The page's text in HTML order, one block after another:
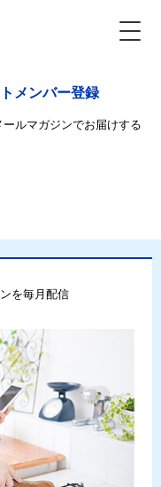
メンバー登録
ルマガジンでお届けする
を毎月配信